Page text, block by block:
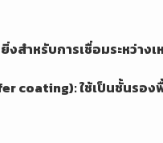
ยิ่งสำหรับการเชื่อมระห
coating): ใช้เป็นชั้นรอง